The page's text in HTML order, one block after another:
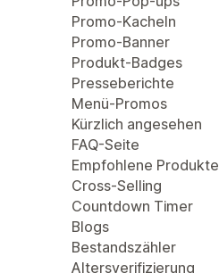
Promo-Kacheln
Promo-Banner
Produkt-Badges
Presseberichte
Menü-Promos
Kürzlich angesehen
FAQ-Seite
Empfohlene Produkte
Cross-Selling
Countdown Timer
Blogs
Bestandszähler
Altersverifizierung